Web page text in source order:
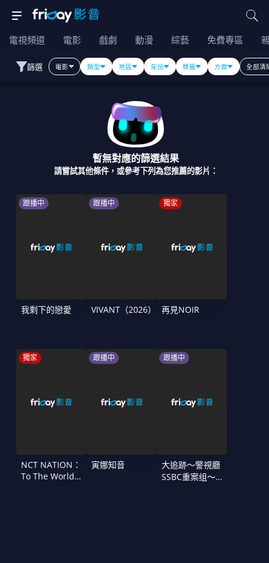
電視頻道 電影 戲劇 動漫 綜藝 免費專區
篩選 電影 類型 地區 年份 標籤 方案 全部清
暫無對應的篩選結果
請嘗試其他條件，或參考下列為您推薦的影片：
跟播中
我剩下的戀愛
跟播中
VIVANT（2026）
獨家
再見NOIR
獨家
NCT NATION：
To The World
跟播中
寅娜知音
跟播中
大追跡〜警視廳
SSBC重案组〜